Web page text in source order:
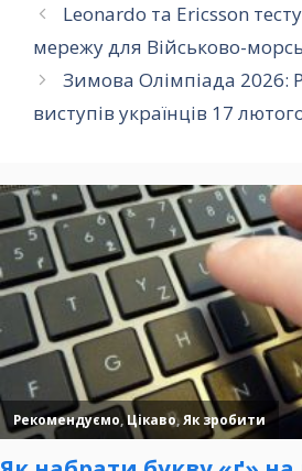
Leonardo та Ericsson
мережу для Військово-
Зимова Олімпіада 2026:
виступів українців 17